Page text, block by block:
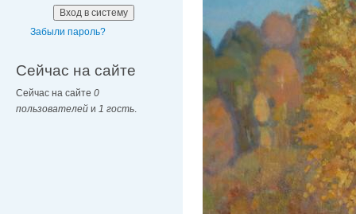
Забыли пароль?
Сейчас на сайте
Сейчас на сайте 0
пользователей и 1 гость